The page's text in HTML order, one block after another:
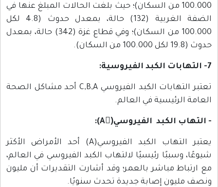
100.000 من السكان)؛ حيث بلغت الحالات المبلغ عنها في
الضفة الغربية (132) حالة، بمعدل حدوث (4.8 لكل
100.000 من السكان)؛ وفي قطاع غزة (342) حالة، بمعدل
حدوث (19.8 لكل 100.000 من السكان).
7- التهابات الكبد الفيروسية:
تعتبر التهابات الكبد الفيروسي C,B,A أحد مشاكل الصحة
العامة الرئيسية في العالم.
- التهاب الكبد الفيروسي(ِA):
يعتبر التهاب الكبد الفيروسي(A) أحد الأمراض الأكثر
شيوعًا، وسببًا رئيسيًا لالتهاب الكبد الفيروسي في العالم،
مع ارتباط مباشر بالعمر؛ وقد أشارت التقديرات أن مليون
ونصف مليون إصابة جديدة تحدث سنويًا.